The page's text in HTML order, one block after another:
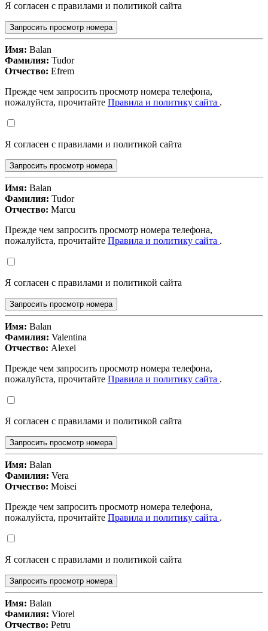
Я согласен с правилами и политикой сайта
Запросить просмотр номера
Имя: Balan
Фамилия: Tudor
Отчество: Efrem
Прежде чем запросить просмотр номера телефона,
пожалуйста, прочитайте Правила и политику сайта .
Я согласен с правилами и политикой сайта
Запросить просмотр номера
Имя: Balan
Фамилия: Tudor
Отчество: Marcu
Прежде чем запросить просмотр номера телефона,
пожалуйста, прочитайте Правила и политику сайта .
Я согласен с правилами и политикой сайта
Запросить просмотр номера
Имя: Balan
Фамилия: Valentina
Отчество: Alexei
Прежде чем запросить просмотр номера телефона,
пожалуйста, прочитайте Правила и политику сайта .
Я согласен с правилами и политикой сайта
Запросить просмотр номера
Имя: Balan
Фамилия: Vera
Отчество: Moisei
Прежде чем запросить просмотр номера телефона,
пожалуйста, прочитайте Правила и политику сайта .
Я согласен с правилами и политикой сайта
Запросить просмотр номера
Имя: Balan
Фамилия: Viorel
Отчество: Petru